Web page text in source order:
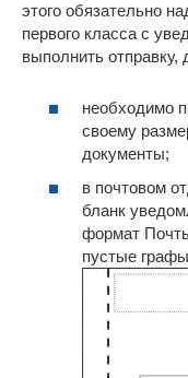
этого обязательно
первого класса с
выполнить
необходимо
своему
документы;
в почтовом
бланк
формат
пустые